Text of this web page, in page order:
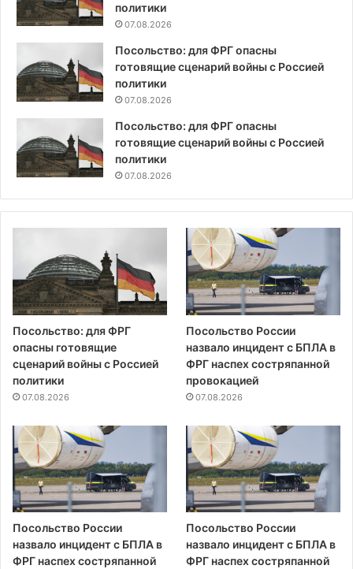
политики
07.08.2026
Посольство: для ФРГ опасны
готовящие сценарий войны с Россией
политики
07.08.2026
Посольство: для ФРГ опасны
готовящие сценарий войны с Россией
политики
07.08.2026
Посольство: для ФРГ
опасны готовящие
сценарий войны с Россией
политики
07.08.2026
Посольство России
назвало инцидент с БПЛА в
ФРГ наспех состряпанной
провокацией
07.08.2026
Посольство России
назвало инцидент с БПЛА в
ФРГ наспех состряпанной
Посольство России
назвало инцидент с БПЛА в
ФРГ наспех состряпанной